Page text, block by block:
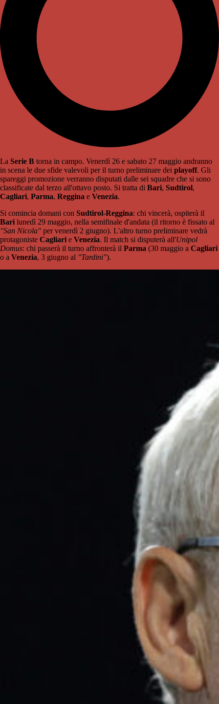
La Serie B torna in campo. Venerdì 26 e sabato 27 maggio andranno
in scena le due sfide valevoli per il turno preliminare dei playoff. Gli
spareggi promozione verranno disputati dalle sei squadre che si sono
classificate dal terzo all'ottavo posto. Si tratta di Bari, Sudtirol,
Cagliari, Parma, Reggina e Venezia.
Si comincia domani con Sudtirol-Reggina: chi vincerà, ospiterà il
Bari lunedì 29 maggio, nella semifinale d'andata (il ritorno è fissato al
"San Nicola" per venerdì 2 giugno). L'altro turno preliminare vedrà
protagoniste Cagliari e Venezia. Il match si disputerà all'Unipol
Domus: chi passerà il turno affronterà il Parma (30 maggio a Cagliari
o a Venezia, 3 giugno al "Tardini").